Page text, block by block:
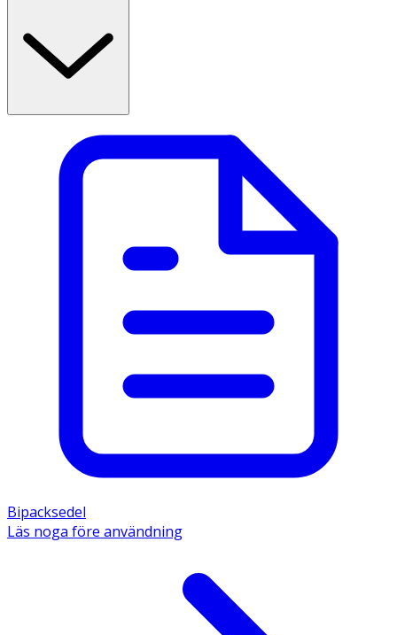
Bipacksedel
Läs noga före användning